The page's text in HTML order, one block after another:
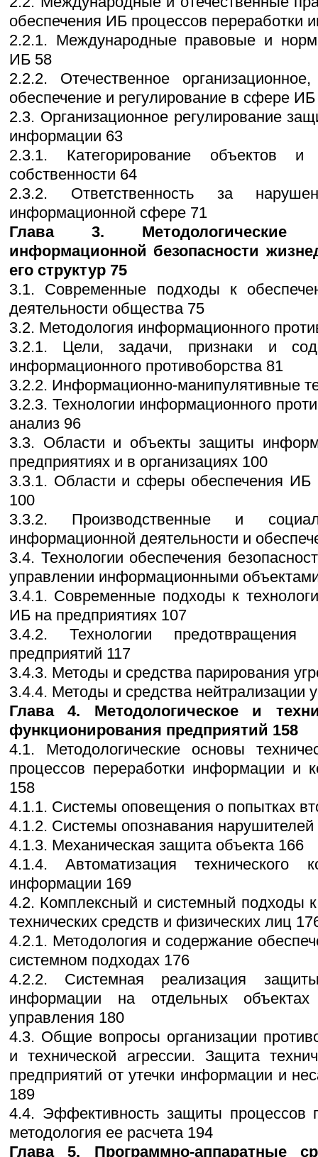
обеспечения ИБ процессов переработки
2.2.1. Международные правовые и
ИБ 58
2.2.2. Отечественное
обеспечение и регулирование в сфере
2.3. Организационное регулирование
информации 63
2.3.1. Категорирование объектов
собственности 64
2.3.2. Ответственность за
информационной сфере 71
Глава 3. Методологические
информационной безопасности
его структур 75
3.1. Современные подходы к
деятельности общества 75
3.2. Методология информационного
3.2.1. Цели, задачи, признаки и
информационного противоборства 81
3.2.2. Информационно-манипулятивные
3.2.3. Технологии информационного
анализ 96
3.3. Области и объекты защиты
предприятиях и в организациях 100
3.3.1. Области и сферы обеспечения ИБ
100
3.3.2. Производственные и
информационной деятельности и
3.4. Технологии обеспечения
управлении информационными
3.4.1. Современные подходы к
ИБ на предприятиях 107
3.4.2. Технологии
предприятий 117
3.4.3. Методы и средства парирования
3.4.4. Методы и средства нейтрализации
Глава 4. Методологическое и
функционирования предприятий 158
4.1. Методологические основы
процессов переработки информации и
158
4.1.1. Системы оповещения о попытках
4.1.2. Системы опознавания нарушителей
4.1.3. Механическая защита объекта 166
4.1.4. Автоматизация технического
информации 169
4.2. Комплексный и системный подходы
технических средств и физических лиц
4.2.1. Методология и содержание
системном подходах 176
4.2.2. Системная реализация
информации на отдельных
управления 180
4.3. Общие вопросы организации
и технической агрессии. Защита
предприятий от утечки информации и
189
4.4. Эффективность защиты процессов
методология ее расчета 194
Глава 5. Программно-аппаратные